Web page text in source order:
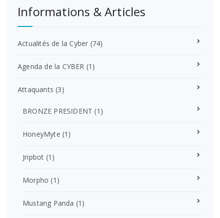
Informations & Articles
Actualités de la Cyber (74)
Agenda de la CYBER (1)
Attaquants (3)
BRONZE PRESIDENT (1)
HoneyMyte (1)
Jripbot (1)
Morpho (1)
Mustang Panda (1)